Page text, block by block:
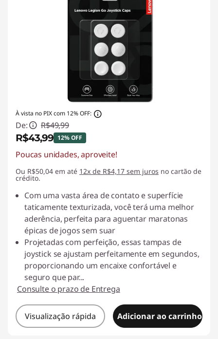
À vista no PIX com 12% OFF:
De: R$49,99
R$43,99 12% OFF
Economias instantâneas :
Poucas unidades, aproveite!
Ou R$50,04 em até 12x de R$4,17 sem juros no cartão de
crédito.
Com uma vasta área de contato e superfície
taticamente texturizada, você terá uma melhor
aderência, perfeita para aguentar maratonas
épicas de jogos sem suar
Projetadas com perfeição, essas tampas de
joystick se ajustam perfeitamente em segundos,
proporcionando um encaixe confortável e
seguro que par...
Consulte o prazo de Entrega
Visualização rápida Adicionar ao carrinho